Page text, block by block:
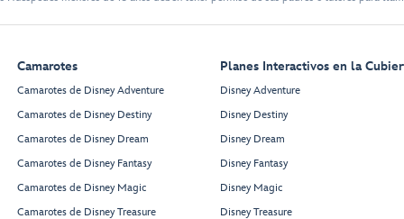
Camarotes
Camarotes de Disney Adventure
Camarotes de Disney Destiny
Camarotes de Disney Dream
Camarotes de Disney Fantasy
Camarotes de Disney Magic
Camarotes de Disney Treasure
Planes Interactivos en la
Disney Adventure
Disney Destiny
Disney Dream
Disney Fantasy
Disney Magic
Disney Treasure